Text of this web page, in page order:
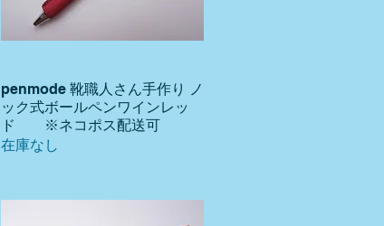
クイックビュー
penmode 靴職人さん手作り ノ
ック式ボールペンワインレッ
ド ※ネコポス配送可
在庫なし